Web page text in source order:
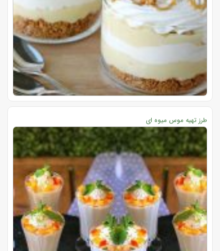
طرز تهیه موس میوه ای